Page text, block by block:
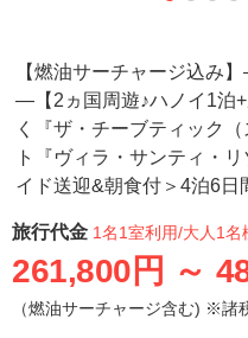
【燃油サーチャージ込み
―【2ヵ国周遊♪ハノイ1泊
く『ザ・チーブティック
ト『ヴィラ・サンティ・
イド送迎&朝食付＞4泊6日
旅行代金 1名1室利用/大人1名
261,800円 ～
（燃油サーチャージ含む) ※諸